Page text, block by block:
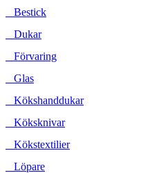
Bestick
Dukar
Förvaring
Glas
Kökshanddukar
Köksknivar
Kökstextilier
Löpare